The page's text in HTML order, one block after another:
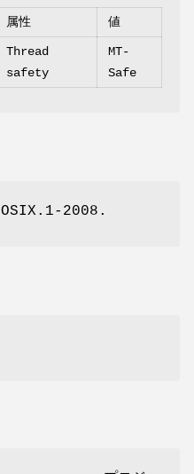
属性 値
Thread
safety
MT-
Safe
2008.